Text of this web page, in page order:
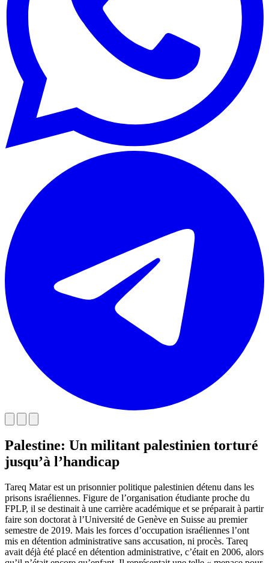
Palestine: Un militant palestinien torturé
jusqu’à l’handicap
Tareq Matar est un prisonnier politique palestinien détenu dans les
prisons israéliennes. Figure de l’organisation étudiante proche du
FPLP, il se destinait à une carrière académique et se préparait à partir
faire son doctorat à l’Université de Genève en Suisse au premier
semestre de 2019. Mais les forces d’occupation israéliennes l’ont
mis en détention administrative sans accusation, ni procès. Tareq
avait déjà été placé en détention administrative, c’était en 2006, alors